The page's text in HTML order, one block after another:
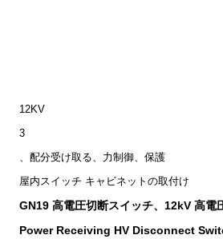
12KV
3
、配分受け取る、力制御、保護
屋内スイッチ キャビネットの取付け
GN19 高電圧切断スイッチ、12kV 高電
Power Receiving HV Disconnect